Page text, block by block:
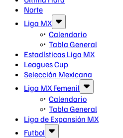
Norte
Liga MX
Calendario
Tabla General
Estadísticas Liga MX
Leagues Cup
Selección Mexicana
Liga MX Femenil
Calendario
Tabla General
Liga de Expansión MX
Futbol